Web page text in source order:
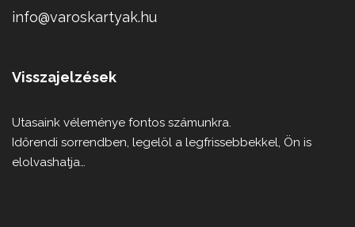
info@varoskartyak.hu
Visszajelzések
Utasaink véleménye fontos számunkra.
Időrendi sorrendben, legelöl a legfrissebbekkel, Ön is
elolvashatja…